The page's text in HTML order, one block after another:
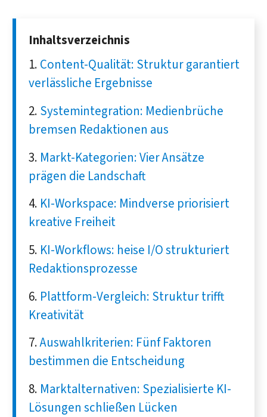
Inhaltsverzeichnis
Content-Qualität: Struktur garantiert
verlässliche Ergebnisse
Systemintegration: Medienbrüche
bremsen Redaktionen aus
Markt-Kategorien: Vier Ansätze
prägen die Landschaft
KI-Workspace: Mindverse priorisiert
kreative Freiheit
KI-Workflows: heise I/O strukturiert
Redaktionsprozesse
Plattform-Vergleich: Struktur trifft
Kreativität
Auswahlkriterien: Fünf Faktoren
bestimmen die Entscheidung
Marktalternativen: Spezialisierte KI-
Lösungen schließen Lücken